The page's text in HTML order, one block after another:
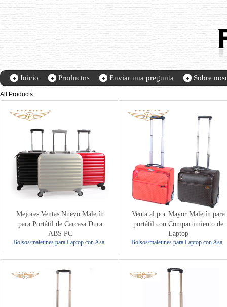
Home Contact Us
Inicio Productos Enviar una pregunta Sobre
All Products
Mejores Ventas Nuevo Maletín
para Portátil de Carcasa Dura
ABS PC
Bolsos/maletínes para Laptop con Asa
Venta al por Mayor Maletín para
portátil con Compartimiento de
Laptop
Bolsos/maletínes para Laptop con Asa